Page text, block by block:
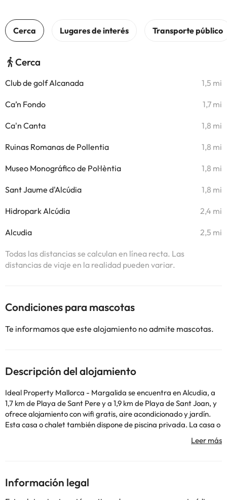
Cerca
Club de golf Alcanada 1,5 mi
Ca’n Fondo 1,7 mi
Ca'n Canta 1,8 mi
Ruinas Romanas de Pollentia 1,8 mi
Museo Monográfico de Pol·lèntia 1,8 mi
Sant Jaume d'Alcúdia 1,8 mi
Hidropark Alcúdia 2,4 mi
Alcudia 2,5 mi
Todas las distancias se calculan en línea recta. Las
distancias de viaje en la realidad pueden variar.
Condiciones para mascotas
Te informamos que este alojamiento no admite mascotas.
Descripción del alojamiento
Ideal Property Mallorca - Margalida se encuentra en Alcudia, a
1,7 km de Playa de Sant Pere y a 1,9 km de Playa de Sant Joan, y
ofrece alojamiento con wifi gratis, aire acondicionado y jardín.
Esta casa o chalet también dispone de piscina privada. La casa o
chalet cuenta con 3 dormitorios, 3 baños, ropa de cama, toallas,
TV con canales vía satélite, cocina totalmente equipada y
aeropuerto más cercano (Aeropuerto de Palma de Mallorca -
Son Sant Joan) está a 65 km del alojamiento.
Información legal